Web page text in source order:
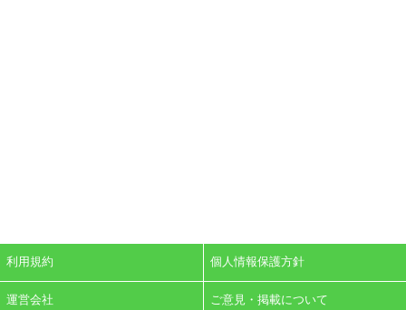
利用規約 個人情報保護方針
運営会社 ご意見・掲載について